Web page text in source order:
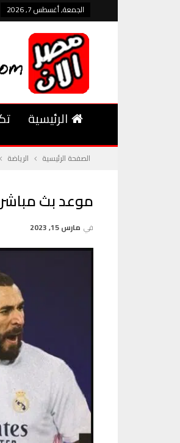
الجمعة, أغسطس 7, 2026
الرئيسية
الصفحة الرئيسية الرياضة
موعد بث مباشر
في مارس 15, 2023